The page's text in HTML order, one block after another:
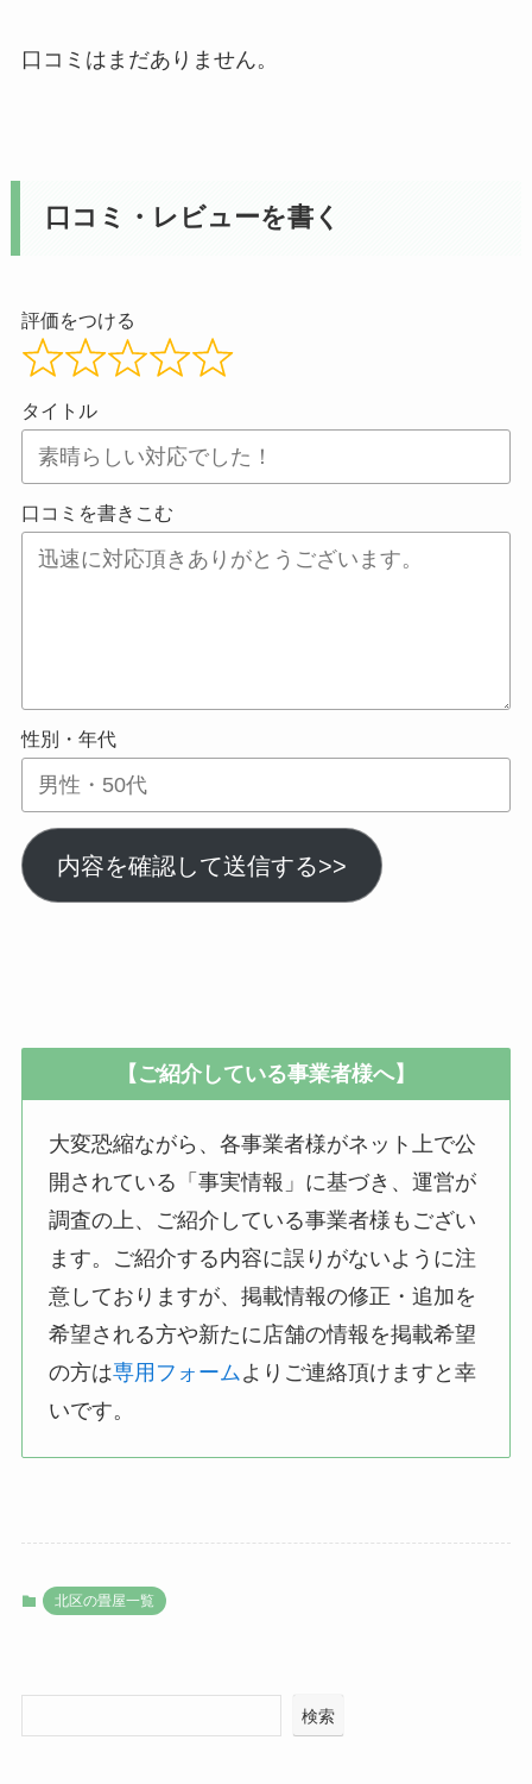
口コミはまだありません。
口コミ・レビューを書く
評価をつける
タイトル
口コミを書きこむ
性別・年代
内容を確認して送信する>>
【ご紹介している事業者様へ】
大変恐縮ながら、各事業者様がネット上で公
開されている「事実情報」に基づき、運営が
調査の上、ご紹介している事業者様もござい
ます。ご紹介する内容に誤りがないように注
意しておりますが、掲載情報の修正・追加を
希望される方や新たに店舗の情報を掲載希望
の方は専用フォームよりご連絡頂けますと幸
いです。
北区の畳屋一覧
検索